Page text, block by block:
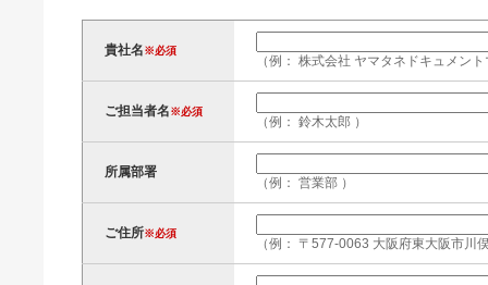
貴社名※必須
（例： 株式会社 ヤマタネドキュメン
ご担当者名※必須
（例： 鈴木太郎 ）
所属部署
（例： 営業部 ）
ご住所※必須
（例： 〒577-0063 大阪府東大阪市川